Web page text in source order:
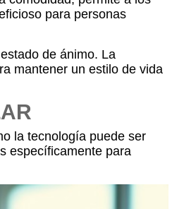
para personas
de ánimo. La
mantener un estilo de vida
la tecnología puede ser
específicamente para